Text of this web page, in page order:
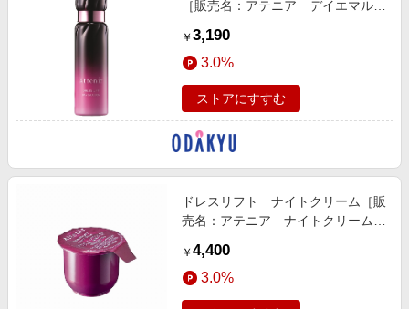
［販売名：アテニア デイエマルジ
￥ 3,190
3.0%
ストアにすすむ
ドレスリフト ナイトクリーム［販
売名：アテニア ナイトクリーム
￥ 4,400
3.0%